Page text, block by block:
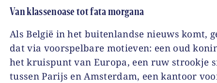
Van klassenoase tot fata morgana
Als België in het buitenlandse nieuws komt,
dat via voorspelbare motieven: een oud
het kruispunt van Europa, een ruw strookje
tussen Parijs en Amsterdam, een kantoor